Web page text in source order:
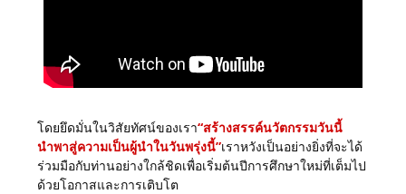
โดยยึดมั่นในวิสัยทัศน์ของเรา“สร้างสรรค์นวัตกรรมวันนี้
นำพาสู่ความเป็นผู้นำในวันพรุ่งนี้”เราหวังเป็นอย่างยิ่งที่จะได้
ร่วมมือกับท่านอย่างใกล้ชิดเพื่อเริ่มต้นปีการศึกษาใหม่ที่เต็มไป
ด้วยโอกาสและการเติบโต